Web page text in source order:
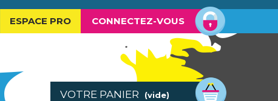
CONNECTEZ-VOUS
ESPACE PRO
VOTRE PANIER (vide)